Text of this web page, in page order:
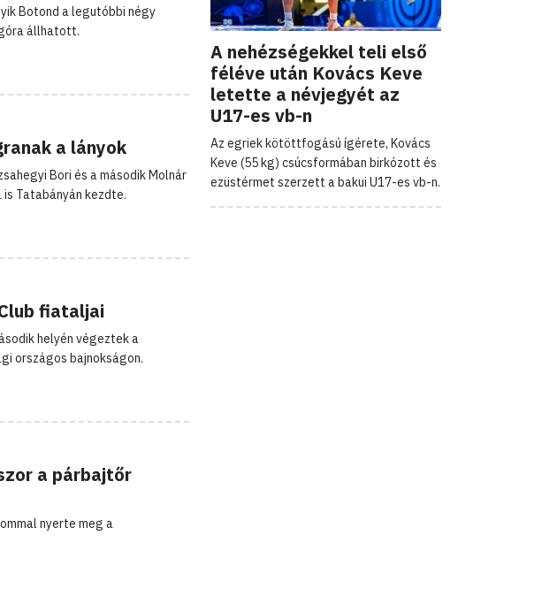
Botond a legutóbbi négy
állhatott.
a lányok
Bori és a második Molnár
Tatabányán kezdte.
fiataljai
helyén végeztek a
országos bajnokságon.
a párbajtőr
nyerte meg a
A nehézségekkel teli első
féléve után Kovács Keve
letette a névjegyét az
U17-es vb-n
Az egriek kötöttfogású ígérete, Kovács
Keve (55 kg) csúcsformában birkózott és
ezüstérmet szerzett a bakui U17-es vb-n.